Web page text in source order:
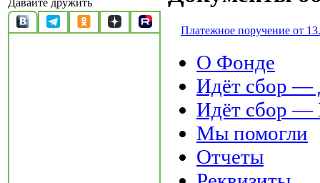
Давайте дружить
Платежное поручение от
О Фонде
Идёт сбор
Идёт сбор
Мы помогли
Отчеты